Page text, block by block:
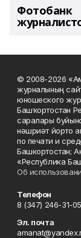
Фотобанк
© 2008-2026
журналының
юношеского
Башҡортостан
саралары
нәшриәт йорто
по печати и
Башкортостан;
«Республика
Об
Телефон
8 (347) 246-31-05
Эл. почта